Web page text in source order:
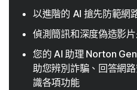
以進階的 AI 搶先防範網
偵測簡訊和深度偽造影
您的 AI 助理 Norton
助您辨別詐騙、回答網
識各項功能